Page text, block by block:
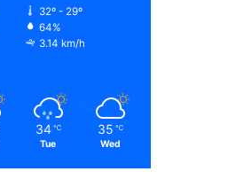
32º - 29º
64%
3.14 km/h
34 ℃
Tue
35 ℃
Wed